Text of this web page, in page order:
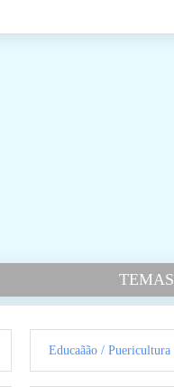
TEMAS
Educaãão / Puericultura